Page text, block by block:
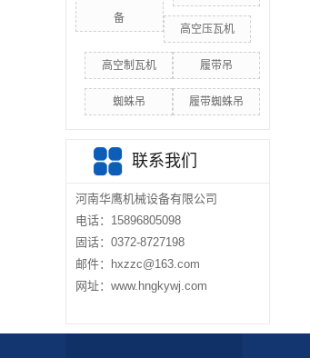
备
高空压瓦机
高空制瓦机 履带吊
蜘蛛吊 履带蜘蛛吊
联系我们
河南华鹰机械设备有限公司
电话：15896805098
固话：0372-8727198
邮件：hxzzc@163.com
网址：www.hngkywj.com